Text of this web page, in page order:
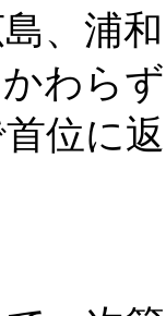
、浦
わら
位に